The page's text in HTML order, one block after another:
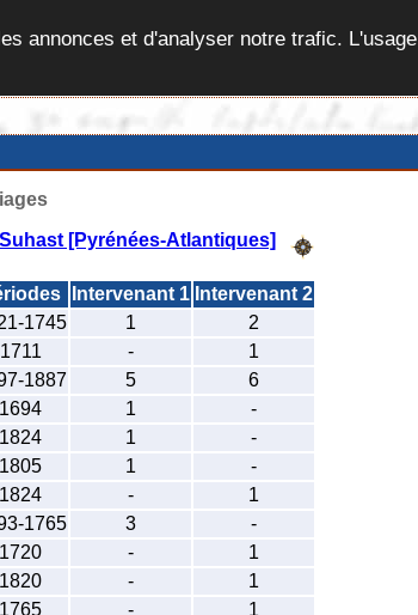
annonces et d'analyser notre trafic. L'usage
[Pyrénées-Atlantiques]
Intervenant 1 Intervenant 2
1745 1
2
1711 -
1
1887 5
6
1694 1
-
1824 1
-
1805 1
-
1824 -
1
1765 3
-
1720 -
1
1820 -
1
1765 -
1